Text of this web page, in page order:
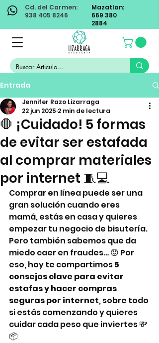
Cd. del Carmen:
938 405 8246
Mazatlan:
669 380
2884
Entrada
🛑 ¡Cuidado! 5 formas
de evitar ser estafada
al comprar materiales
por internet 🧵💻
Jennifer Razo Lizarraga
22 jun 2025 2 min de lectura
Comprar en línea puede ser una
gran solución cuando eres
mamá, estás en casa y quieres
empezar tu negocio de bisutería.
Pero también sabemos que da
miedo caer en fraudes… 😟 Por
eso, hoy te compartimos 5
consejos clave para evitar
estafas y hacer compras
seguras por internet, sobre todo
si estás comenzando y quieres
cuidar cada peso que inviertes 💸
📦